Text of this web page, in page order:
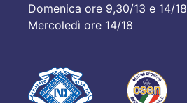
Domenica ore 9,30/13 e 14/18
Mercoledì ore 14/18